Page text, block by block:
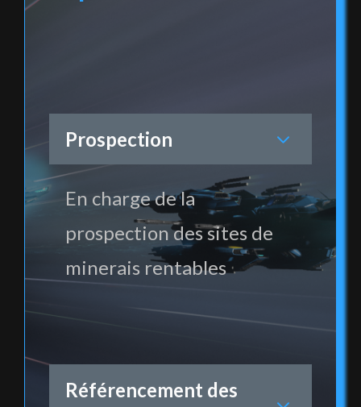
Prospection
En charge de la
prospection des sites de
minerais rentables
Référencement des